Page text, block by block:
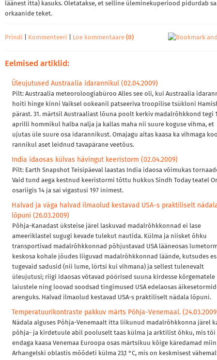
läänest itta) kasuks. Oletatakse, et selline üleminekuperiood pidurdab
orkaanide teket.
Prindi Kommenteeri Loe kommentaare (0)
Eelmised artiklid:
Üleujutused Austraalia idarannikul (02.04.2009)
Pilt: Austraalia meteoroloogiabüroo Alles see oli, kui Austraalia
hoiti hinge kinni Vaiksel ookeanil patseeriva troopilise tsükloni
pärast. 31. märtsil Austraaliast lõuna poolt kerkiv madalrõhkkond tegi
aprilli hommikul halba nalja ja kallas maha nii suure koguse vihma, et
ujutas üle suure osa idarannikust. Omajagu aitas kaasa ka vihmaga
rannikul aset leidnud tavapärane veetõus.
India idaosas külvas hävingut keeristorm (02.04.2009)
Pilt: Earth Snapshot Teisipäeval laastas India idaosa võimukas
Vaid tund aega kestnud keeristormi tõttu hukkus Sindh Today teatel
osariigis 14 ja sai vigastusi 197 inimest.
Halvad ja väga halvad ilmaolud kestavad USA-s praktiliselt
lõpuni (26.03.2009)
Põhja-Kanadast üksteise järel laskuvad madalrõhkkonnad ei lase
ameeriklastel sugugi kevade tulekut nautida. Külma ja niisket õhku
transportivad madalrõhkkonnad põhjustavad USA lääneosas
keskosa kohale jõudes liiguvad madalrõhkkonnad läände, kutsudes
tugevaid sadusid (nii lume, lörtsi kui vihmana) ja sellest tulenevalt
üleujutusi; riigi idaosas võtavad pöörised suuna kirdesse kõrgematele
laiustele ning loovad soodsad tingimused USA edelaosas
arenguks. Halvad ilmaolud kestavad USA-s praktiliselt nädala lõpuni.
Temperatuurikontraste pakkuv märts Põhja-Venemaal.
Nädala alguses Põhja-Venemaalt itta liikunud madalrõhkkonna järel
põhja- ja kirdetuule abil pooluselt taas külma ja arktilist õhku, mis tõi
endaga kaasa Venemaa Euroopa osas märtsikuu kõige käredamad
Arhangelski oblastis mõõdeti külma 23,1 °C, mis on keskmisest